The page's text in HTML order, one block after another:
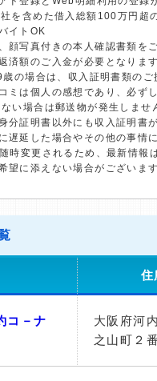
を含めた借入総額100万円超
イトOK
顔写真付きの本人確認書類を
済額のご入金が必要となります
の場合は、収入証明書類のご
ミは個人の感想であり、必ず
い場合は郵送物が発生しませ
分証明書以外にも収入証明書
遅延した場合やその他の事情
時変更されるため、最新情報
に添えない場合がございます
住
コ－ナ
大阪府河
之山町２